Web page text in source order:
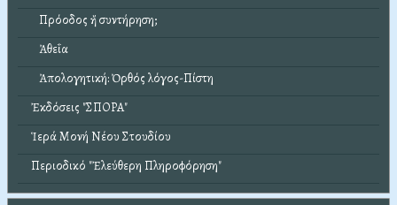
Πρόοδος ἤ συντήρηση;
Ἀθεΐα
Ἀπολογητική: Ὀρθός λόγος-Πίστη
Ἐκδόσεις "ΣΠΟΡΑ"
Ἱερά Μονή Νέου Στουδίου
Περιοδικό "Ἐλεύθερη Πληροφόρηση"